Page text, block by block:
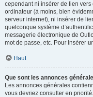
cependant ni insérer de lien
ordinateur (à moins, bien
serveur internet), ni insérer de
quelconque système
messagerie électronique de
mot de passe, etc. Pour insérer
Haut
Que sont les annonces
Les annonces générales
vous devriez consulter en